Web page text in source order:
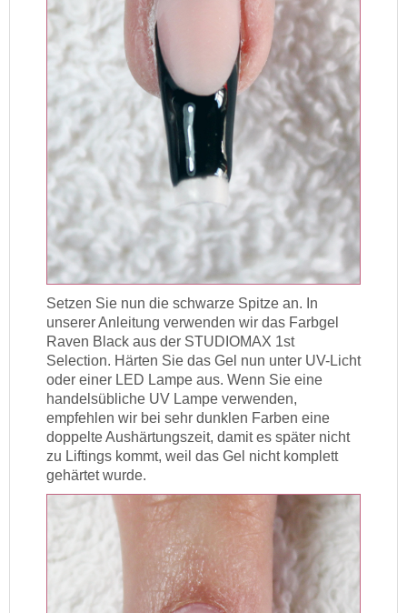
Setzen Sie nun die schwarze Spitze an. In
unserer Anleitung verwenden wir das Farbgel
Raven Black aus der STUDIOMAX 1st
Selection. Härten Sie das Gel nun unter UV-Licht
oder einer LED Lampe aus. Wenn Sie eine
handelsübliche UV Lampe verwenden,
empfehlen wir bei sehr dunklen Farben eine
doppelte Aushärtungszeit, damit es später nicht
zu Liftings kommt, weil das Gel nicht komplett
gehärtet wurde.